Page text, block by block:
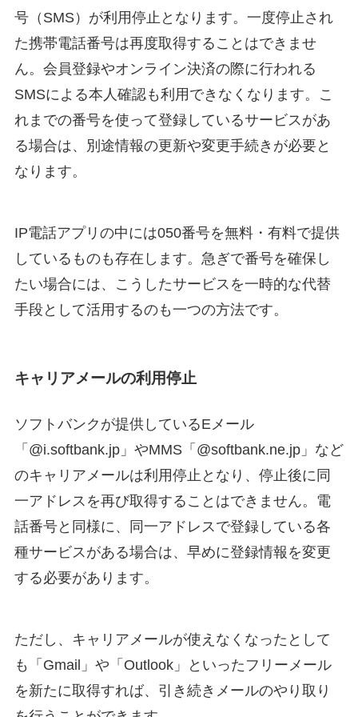
号（SMS）が利用停止となります。一度停止され
た携帯電話番号は再度取得することはできませ
ん。会員登録やオンライン決済の際に行われる
SMSによる本人確認も利用できなくなります。こ
れまでの番号を使って登録しているサービスがあ
る場合は、別途情報の更新や変更手続きが必要と
なります。
IP電話アプリの中には050番号を無料・有料で提供
しているものも存在します。急ぎで番号を確保し
たい場合には、こうしたサービスを一時的な代替
手段として活用するのも一つの方法です。
キャリアメールの利用停止
ソフトバンクが提供しているEメール
「@i.softbank.jp」やMMS「@softbank.ne.jp」など
のキャリアメールは利用停止となり、停止後に同
一アドレスを再び取得することはできません。電
話番号と同様に、同一アドレスで登録している各
種サービスがある場合は、早めに登録情報を変更
する必要があります。
ただし、キャリアメールが使えなくなったとして
も「Gmail」や「Outlook」といったフリーメール
を新たに取得すれば、引き続きメールのやり取り